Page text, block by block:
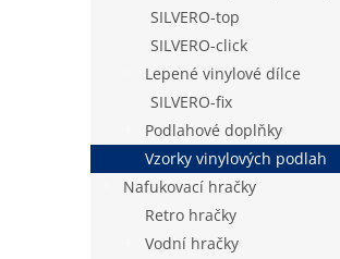
SILVERO-top
SILVERO-click
Lepené vinylové dílce
SILVERO-fix
Podlahové doplňky
Vzorky vinylových podlah
Nafukovací hračky
Retro hračky
Vodní hračky